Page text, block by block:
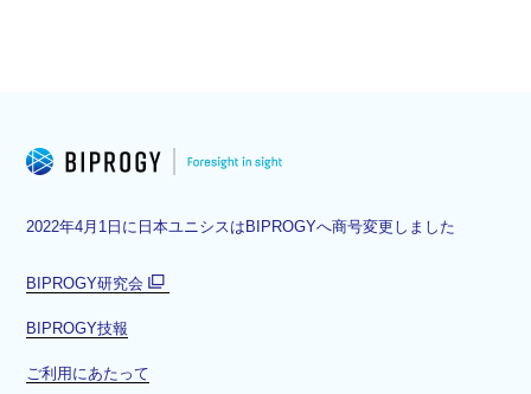
2022年4月1日に日本ユニシスはBIPROGYへ商号変更しました
BIPROGY研究会
BIPROGY技報
ご利用にあたって